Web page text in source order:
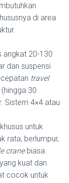
di area
angkat 20-130
dan suspensi
travel
(hingga 30
Sistem 4×4 atau
untuk
rata, berlumpur,
cranebiasa.
kuat dan
cocok untuk